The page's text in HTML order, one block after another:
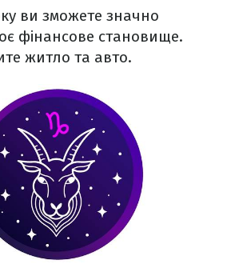
ви зможете значно
фінансове становище.
житло та авто.